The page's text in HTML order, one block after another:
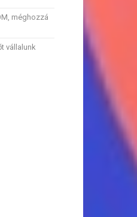
méghozzá
vállalunk